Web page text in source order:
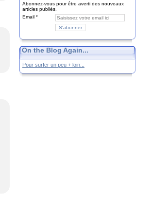
Abonnez-vous pour être averti des nouveaux
articles publiés.
Email
On the Blog Again...
Pour surfer un peu + loin...